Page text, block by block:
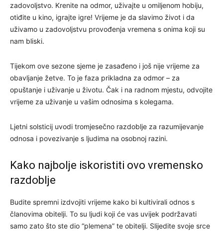
zadovoljstvo. Krenite na odmor, uživajte u omiljenom hobiju,
otiđite u kino, igrajte igre! Vrijeme je da slavimo život i da
uživamo u zadovoljstvu provođenja vremena s onima koji su
nam bliski.
Tijekom ove sezone sjeme je zasađeno i još nije vrijeme za
obavljanje žetve. To je faza prikladna za odmor – za
opuštanje i uživanje u životu. Čak i na radnom mjestu, odvojite
vrijeme za uživanje u vašim odnosima s kolegama.
Ljetni solsticij uvodi tromjesečno razdoblje za razumijevanje
odnosa i povezivanje s ljudima na osobnoj razini.
Kako najbolje iskoristiti ovo vremensko
razdoblje
Budite spremni izdvojiti vrijeme kako bi kultivirali odnos s
članovima obitelji. To su ljudi koji će vas uvijek podržavati
samo zato što ste dio “plemena” te obitelji. Slijedite svoje srce